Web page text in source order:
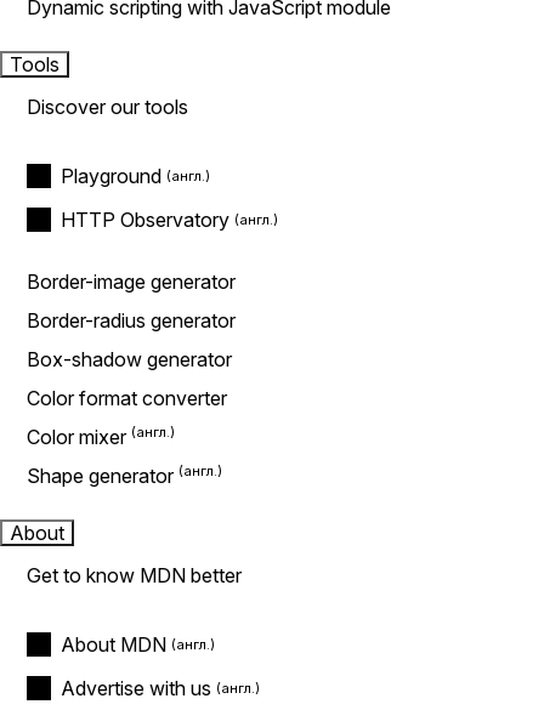
Dynamic scripting with JavaScript module
Tools
Discover our tools
Playground
HTTP Observatory
Border-image generator
Border-radius generator
Box-shadow generator
Color format converter
Color mixer
Shape generator
About
Get to know MDN better
About MDN
Advertise with us